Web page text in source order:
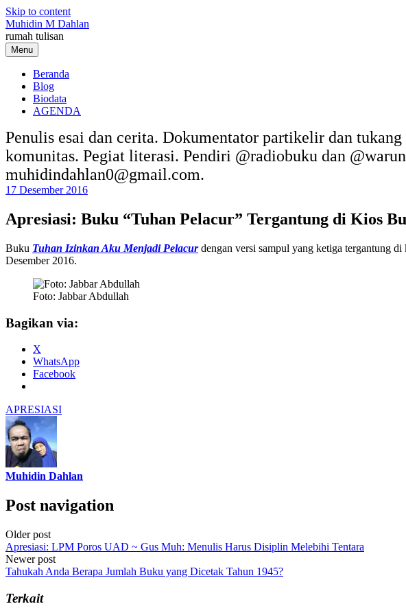
Skip to content
Muhidin M Dahlan
rumah tulisan
Menu
Beranda
Blog
Biodata
AGENDA
Penulis esai dan cerita. Dokumentator partikelir dan
komunitas. Pegiat literasi. Pendiri @radiobuku dan
muhidindahlan0@gmail.com.
17 Desember 2016
Apresiasi: Buku “Tuhan Pelacur” Tergantung di Kios
Buku Tuhan Izinkan Aku Menjadi Pelacurdengan versi sampul yang ketiga tergantung
Desember 2016.
Foto: Jabbar Abdullah
Bagikan via:
X
WhatsApp
Facebook
APRESIASI
Muhidin Dahlan
Post navigation
Older post
Apresiasi: LPM Poros UAD ~ Gus Muh: Menulis Harus Disiplin Melebihi Tentara
Newer post
Tahukah Anda Berapa Jumlah Buku yang Dicetak Tahun 1945?
Terkait